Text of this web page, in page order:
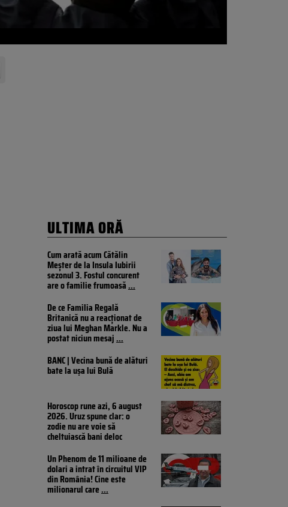
ULTIMA ORĂ
Cum arată acum Cătălin
Meșter de la Insula Iubirii
sezonul 3. Fostul concurent
are o familie frumoasă...
De ce Familia Regală
Britanică nu a reacționat de
ziua lui Meghan Markle. Nu a
postat niciun mesaj...
BANC | Vecina bună de alături
bate la ușa lui Bulă
Horoscop rune azi, 6 august
2026. Uruz spune clar: o
zodie nu are voie să
cheltuiască bani deloc
Un Phenom de 11 milioane de
dolari a intrat în circuitul VIP
din România! Cine este
milionarul care...